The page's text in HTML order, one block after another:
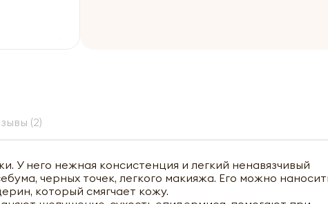
(2)
У него нежная консистенция и легкий ненавязчивый
черных точек, легкого макияжа. Его можно
который смягчает кожу.